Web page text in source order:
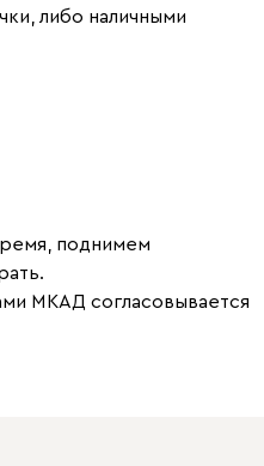
либо наличными
поднимем
МКАД согласовывается